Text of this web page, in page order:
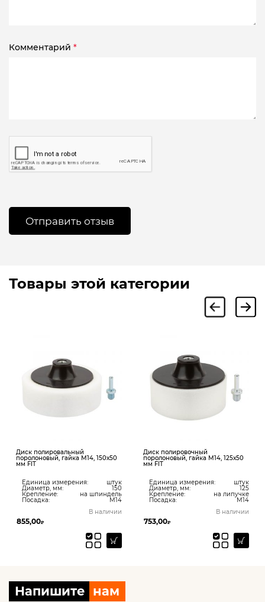
Комментарий *
Товары этой категории
Диск полировальный
поролоновый, гайка М14, 150х50
мм FIT
Единица измерения: штук
Диаметр, мм: 150
Крепление: на шпиндель
Посадка:
М14
В наличии
855,00₽
Диск полировочный
поролоновый, гайка М14, 125х50
мм FIT
Единица измерения: штук
Диаметр, мм: 125
Крепление: на липучке
Посадка:
М14
В наличии
753,00₽
Напишите нам